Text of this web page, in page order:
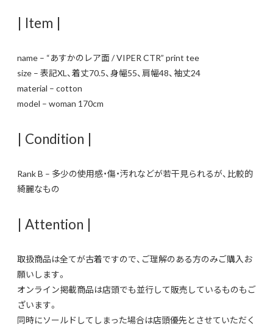
| Item |
name – “あすかのレア面 / VIPER CTR” print tee
size – 表記XL、着丈70.5、身幅55、肩幅48、袖丈24
material – cotton
model – woman 170cm
| Condition |
Rank B – 多少の使用感・傷・汚れなどが若干見られるが、比較的
綺麗なもの
| Attention |
取扱商品は全てが古着ですので、ご理解のある方のみご購入お
願いします。
オンライン掲載商品は店頭でも並行して販売しているものもご
ざいます。
同時にソールドしてしまった場合は店頭優先とさせていただく